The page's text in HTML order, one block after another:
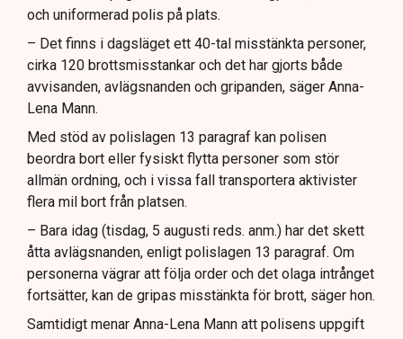
och uniformerad polis på plats.
– Det finns i dagsläget ett 40-tal misstänkta personer,
cirka 120 brottsmisstankar och det har gjorts både
avvisanden, avlägsnanden och gripanden, säger Anna-
Lena Mann.
Med stöd av polislagen 13 paragraf kan polisen
beordra bort eller fysiskt flytta personer som stör
allmän ordning, och i vissa fall transportera aktivister
flera mil bort från platsen.
– Bara idag (tisdag, 5 augusti reds. anm.) har det skett
åtta avlägsnanden, enligt polislagen 13 paragraf. Om
personerna vägrar att följa order och det olaga intrånget
fortsätter, kan de gripas misstänkta för brott, säger hon.
Samtidigt menar Anna-Lena Mann att polisens uppgift